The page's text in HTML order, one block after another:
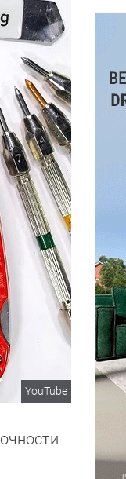
YouTube